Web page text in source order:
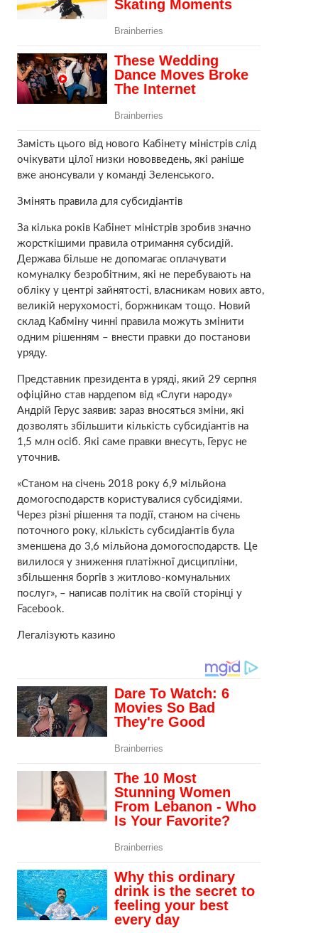
Замість цього від нового Кабінету міністрів слід
очікувати цілої низки нововведень, які раніше
вже анонсували у команді Зеленського.
Змінять правила для субсидіантів
За кілька років Кабінет міністрів зробив значно
жорсткішими правила отримання субсидій.
Держава більше не допомагає оплачувати
комуналку безробітним, які не перебувають на
обліку у центрі зайнятості, власникам нових авто,
великій нерухомості, боржникам тощо. Новий
склад Кабміну чинні правила можуть змінити
одним рішенням – внести правки до постанови
уряду.
Представник президента в уряді, який 29 серпня
офіційно став нардепом від «Слуги народу»
Андрій Герус заявив: зараз вносяться зміни, які
дозволять збільшити кількість субсидіантів на
1,5 млн осіб. Які саме правки внесуть, Герус не
уточнив.
«Станом на січень 2018 року 6,9 мільйона
домогосподарств користувалися субсидіями.
Через різні рішення та події, станом на січень
поточного року, кількість субсидіантів була
зменшена до 3,6 мільйона домогосподарств. Це
вилилося у зниження платіжної дисципліни,
збільшення боргів з житлово-комунальних
послуг», – написав політик на своїй сторінці у
Facebook.
Легалізують казино